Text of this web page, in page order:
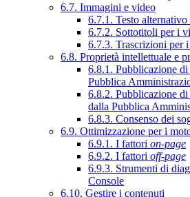
6.7. Immagini e video
6.7.1. Testo
6.7.2. Sottotitoli per i
6.7.3. Trascrizioni per
6.8. Proprietà intellettuale e
6.8.1. Pubblicazione
Pubblica
6.8.2. Pubblicazione
dalla Pubblica
6.8.3. Consenso dei
6.9. Ottimizzazione per i
6.9.1. I fattori on-page
6.9.2. I fattori off-page
6.9.3. Strumenti di
Console
6.10. Gestire i contenuti